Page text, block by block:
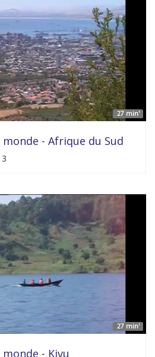
27 min'
- Afrique du Sud
27 min'
- Kivu